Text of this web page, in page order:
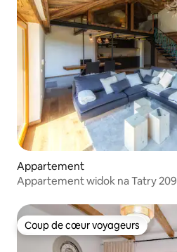
Appartement
Appartement widok na Tatry 209
Coup de cœur voyageurs
Coup de cœur voyageurs